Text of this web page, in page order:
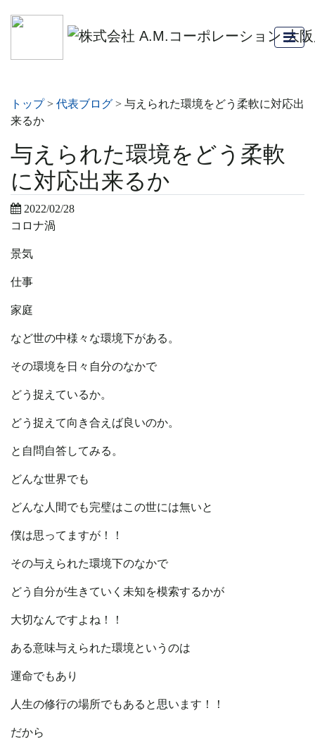
トップ> 代表ブログ > 与えられた環境をどう柔軟に対応出
来るか
与えられた環境をどう柔軟
に対応出来るか
2022/02/28
コロナ渦
景気
仕事
家庭
など世の中様々な環境下がある。
その環境を日々自分のなかで
どう捉えているか。
どう捉えて向き合えば良いのか。
と自問自答してみる。
どんな世界でも
どんな人間でも完璧はこの世には無いと
僕は思ってますが！！
その与えられた環境下のなかで
どう自分が生きていく未知を模索するかが
大切なんですよね！！
ある意味与えられた環境というのは
運命でもあり
人生の修行の場所でもあると思います！！
だから